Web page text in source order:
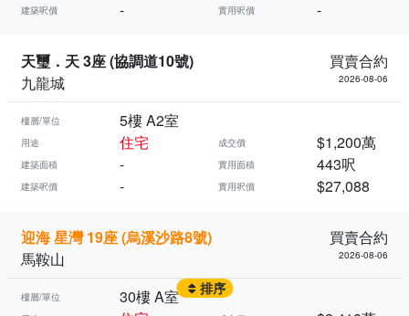
建築呎價 - 實用呎價 -
天璽．天 3座 (協調道10號)
買賣合約
九龍城
2026-08-06
樓層/單位 5樓 A2室
用途 住宅 成交價 $1,200萬
建築面積 - 實用面積 443呎
建築呎價 - 實用呎價 $27,088
迎海 星灣 19座 (烏溪沙路8號)
買賣合約
馬鞍山
2026-08-06
樓層/單位 30樓 A室 排序